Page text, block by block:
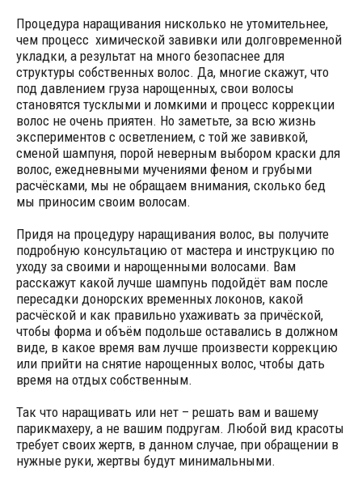
Процедура наращивания нисколько не утомительнее,
чем процесс химической завивки или долговременной
укладки, а результат на много безопаснее для
структуры собственных волос. Да, многие скажут, что
под давлением груза нарощенных, свои волосы
становятся тусклыми и ломкими и процесс коррекции
волос не очень приятен. Но заметьте, за всю жизнь
экспериментов с осветлением, с той же завивкой,
сменой шампуня, порой неверным выбором краски для
волос, ежедневными мучениями феном и грубыми
расчёсками, мы не обращаем внимания, сколько бед
мы приносим своим волосам.
Придя на процедуру наращивания волос, вы получите
подробную консультацию от мастера и инструкцию по
уходу за своими и нарощенными волосами. Вам
расскажут какой лучше шампунь подойдёт вам после
пересадки донорских временных локонов, какой
расчёской и как правильно ухаживать за причёской,
чтобы форма и объём подольше оставались в должном
виде, в какое время вам лучше произвести коррекцию
или прийти на снятие нарощенных волос, чтобы дать
время на отдых собственным.
Так что наращивать или нет – решать вам и вашему
парикмахеру, а не вашим подругам. Любой вид красоты
требует своих жертв, в данном случае, при обращении в
нужные руки, жертвы будут минимальными.